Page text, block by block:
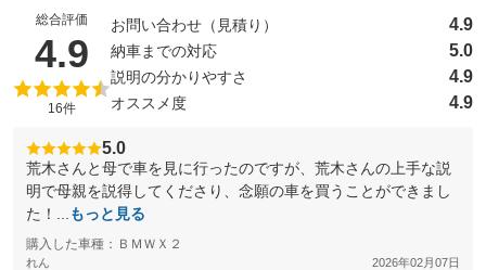
総合評価
4.9 （5点満点中）
16件
お問い合わせ（見積り） 4.9
納車までの対応 5.0
説明の分かりやすさ 4.9
オススメ度 4.9
5.0
荒木さんと母で車を見に行ったのですが、荒木さんの上手な説
明で母親を説得してくださり、念願の車を買うことができまし
た！...
もっと見る
購入した車種：ＢＭＷＸ２
れん 2026年02月07日